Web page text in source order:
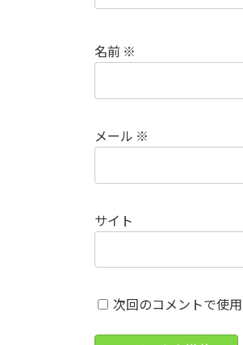
名前 ※
メール ※
サイト
次回のコメントで使